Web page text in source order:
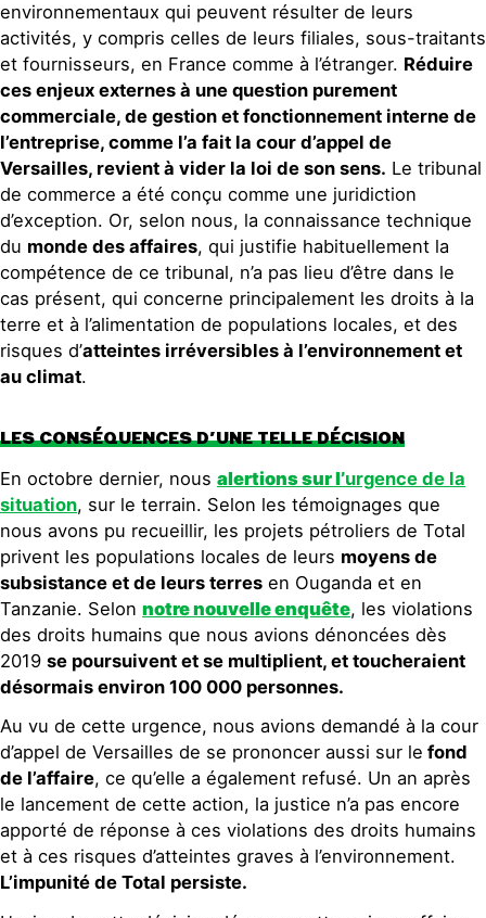
environnementaux qui peuvent résulter de leurs
activités, y compris celles de leurs filiales, sous-traitants
et fournisseurs, en France comme à l’étranger. Réduire
ces enjeux externes à une question purement
commerciale, de gestion et fonctionnement interne de
l’entreprise, comme l’a fait la cour d’appel de
Versailles, revient à vider la loi de son sens. Le tribunal
de commerce a été conçu comme une juridiction
d’exception. Or, selon nous, la connaissance technique
du monde des affaires, qui justifie habituellement la
compétence de ce tribunal, n’a pas lieu d’être dans le
cas présent, qui concerne principalement les droits à la
terre et à l’alimentation de populations locales, et des
risques d’atteintes irréversibles à l’environnement et
au climat.
LES CONSÉQUENCES D’UNE TELLE DÉCISION
En octobre dernier, nous alertions sur l’urgence de la
situation, sur le terrain. Selon les témoignages que
nous avons pu recueillir, les projets pétroliers de Total
privent les populations locales de leurs moyens de
subsistance et de leurs terres en Ouganda et en
Tanzanie. Selon notre nouvelle enquête, les violations
des droits humains que nous avions dénoncées dès
2019 se poursuivent et se multiplient, et toucheraient
désormais environ 100 000 personnes.
Au vu de cette urgence, nous avions demandé à la cour
d’appel de Versailles de se prononcer aussi sur le fond
de l’affaire, ce qu’elle a également refusé. Un an après
le lancement de cette action, la justice n’a pas encore
apporté de réponse à ces violations des droits humains
et à ces risques d’atteintes graves à l’environnement.
L’impunité de Total persiste.